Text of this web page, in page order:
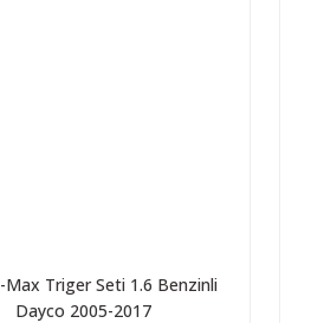
Max Triger Seti 1.6 Benzinli
Dayco 2005-2017